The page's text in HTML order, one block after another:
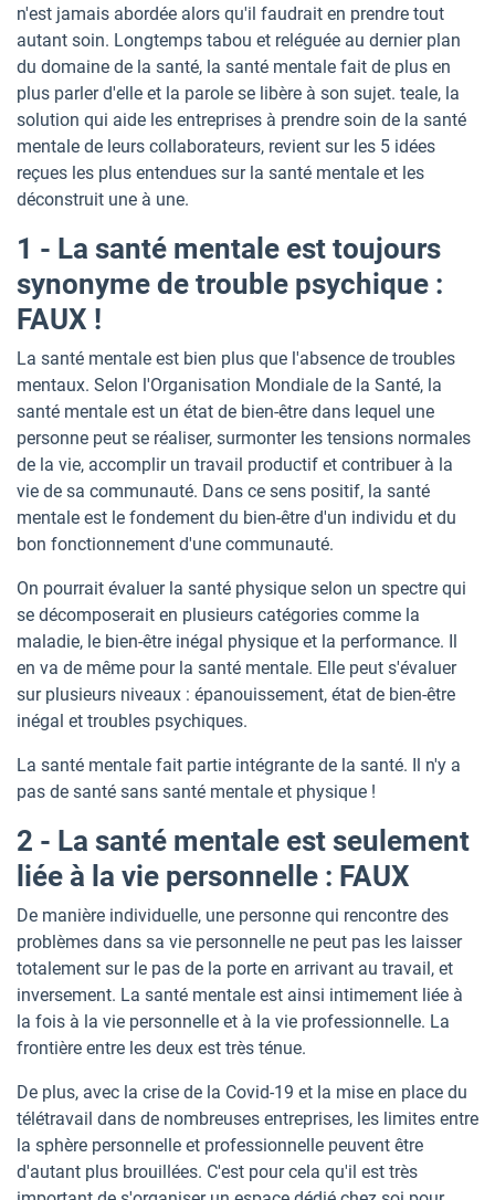
n'est jamais abordée alors qu'il faudrait en prendre tout
autant soin. Longtemps tabou et reléguée au dernier plan
du domaine de la santé, la santé mentale fait de plus en
plus parler d'elle et la parole se libère à son sujet. teale, la
solution qui aide les entreprises à prendre soin de la santé
mentale de leurs collaborateurs, revient sur les 5 idées
reçues les plus entendues sur la santé mentale et les
déconstruit une à une.
1 - La santé mentale est toujours
synonyme de trouble psychique :
FAUX !
La santé mentale est bien plus que l'absence de troubles
mentaux. Selon l'Organisation Mondiale de la Santé, la
santé mentale est un état de bien-être dans lequel une
personne peut se réaliser, surmonter les tensions normales
de la vie, accomplir un travail productif et contribuer à la
vie de sa communauté. Dans ce sens positif, la santé
mentale est le fondement du bien-être d'un individu et du
bon fonctionnement d'une communauté.
On pourrait évaluer la santé physique selon un spectre qui
se décomposerait en plusieurs catégories comme la
maladie, le bien-être inégal physique et la performance. Il
en va de même pour la santé mentale. Elle peut s'évaluer
sur plusieurs niveaux : épanouissement, état de bien-être
inégal et troubles psychiques.
La santé mentale fait partie intégrante de la santé. Il n'y a
pas de santé sans santé mentale et physique !
2 - La santé mentale est seulement
liée à la vie personnelle : FAUX
De manière individuelle, une personne qui rencontre des
problèmes dans sa vie personnelle ne peut pas les laisser
totalement sur le pas de la porte en arrivant au travail, et
inversement. La santé mentale est ainsi intimement liée à
la fois à la vie personnelle et à la vie professionnelle. La
frontière entre les deux est très ténue.
De plus, avec la crise de la Covid-19 et la mise en place du
télétravail dans de nombreuses entreprises, les limites entre
la sphère personnelle et professionnelle peuvent être
d'autant plus brouillées. C'est pour cela qu'il est très